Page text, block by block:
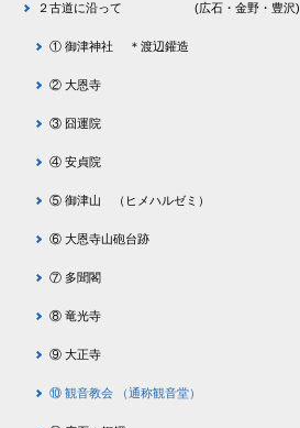
２古道に沿って (広石・金野・豊沢)
① 御津神社 ＊渡辺鑵造
② 大恩寺
③ 囧運院
④ 安貞院
⑤ 御津山 （ヒメハルゼミ）
⑥ 大恩寺山砲台跡
⑦ 多聞閣
⑧ 竜光寺
⑨ 大正寺
⑩ 観音教会 （通称観音堂）